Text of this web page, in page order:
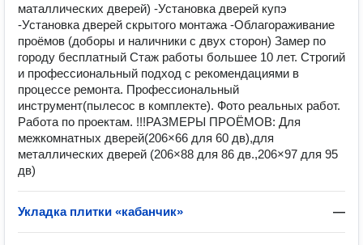
маталлических дверей) -Установка дверей купэ
-Установка дверей скрытого монтажа -Облагораживание
проёмов (доборы и наличники с двух сторон) Замер по
городу бесплатный Стаж работы большее 10 лет. Строгий
и профессиональный подход с рекомендациями в
процессе ремонта. Профессиональный
инструмент(пылесос в комплекте). Фото реальных работ.
Работа по проектам. !!!РАЗМЕРЫ ПРОЁМОВ: Для
межкомнатных дверей(206×66 для 60 дв),для
металлических дверей (206×88 для 86 дв.,206×97 для 95
дв)
Укладка плитки «кабанчик» —